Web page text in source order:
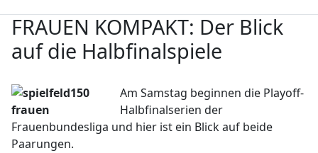
FRAUEN KOMPAKT: Der Blick
auf die Halbfinalspiele
Am Samstag beginnen die Playoff-
Halbfinalserien der
Frauenbundesliga und hier ist ein Blick auf beide
Paarungen.